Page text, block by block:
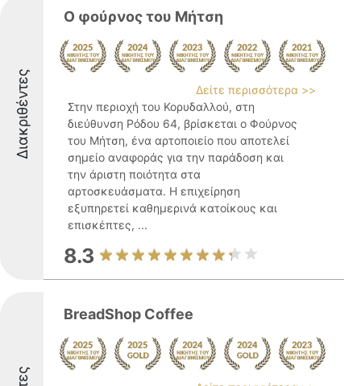
Διακριθέντες
Ο φούρνος του Μήτση
Δείτε περισσότερα >>
Στην περιοχή του Κορυδαλλού, στη
διεύθυνση Ρόδου 64, βρίσκεται ο Φούρνος
του Μήτση, ένα αρτοποιείο που αποτελεί
σημείο αναφοράς για την παράδοση και
την άριστη ποιότητα στα
αρτοσκευάσματα. Η επιχείρηση
εξυπηρετεί καθημερινά κατοίκους και
επισκέπτες, ...
8.3
BreadShop Coffee